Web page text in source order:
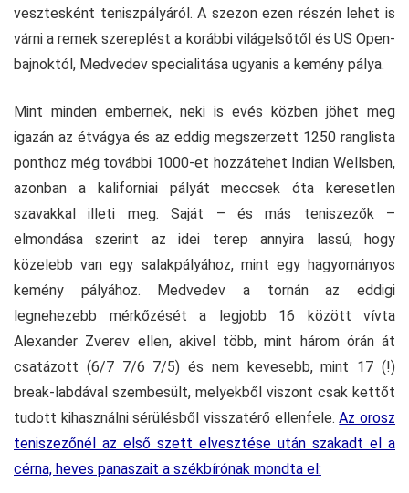
vesztesként teniszpályáról. A szezon ezen részén lehet is
várni a remek szereplést a korábbi világelsőtől és US Open-
bajnoktól, Medvedev specialitása ugyanis a kemény pálya.
Mint minden embernek, neki is evés közben jöhet meg
igazán az étvágya és az eddig megszerzett 1250 ranglista
ponthoz még további 1000-et hozzátehet Indian Wellsben,
azonban a kaliforniai pályát meccsek óta keresetlen
szavakkal illeti meg. Saját – és más teniszezők –
elmondása szerint az idei terep annyira lassú, hogy
közelebb van egy salakpályához, mint egy hagyományos
kemény pályához. Medvedev a tornán az eddigi
legnehezebb mérkőzését a legjobb 16 között vívta
Alexander Zverev ellen, akivel több, mint három órán át
csatázott (6/7 7/6 7/5) és nem kevesebb, mint 17 (!)
break-labdával szembesült, melyekből viszont csak kettőt
tudott kihasználni sérülésből visszatérő ellenfele.Az orosz
teniszezőnél az első szett elvesztése után szakadt el a
cérna, heves panaszait a székbírónak mondta el: